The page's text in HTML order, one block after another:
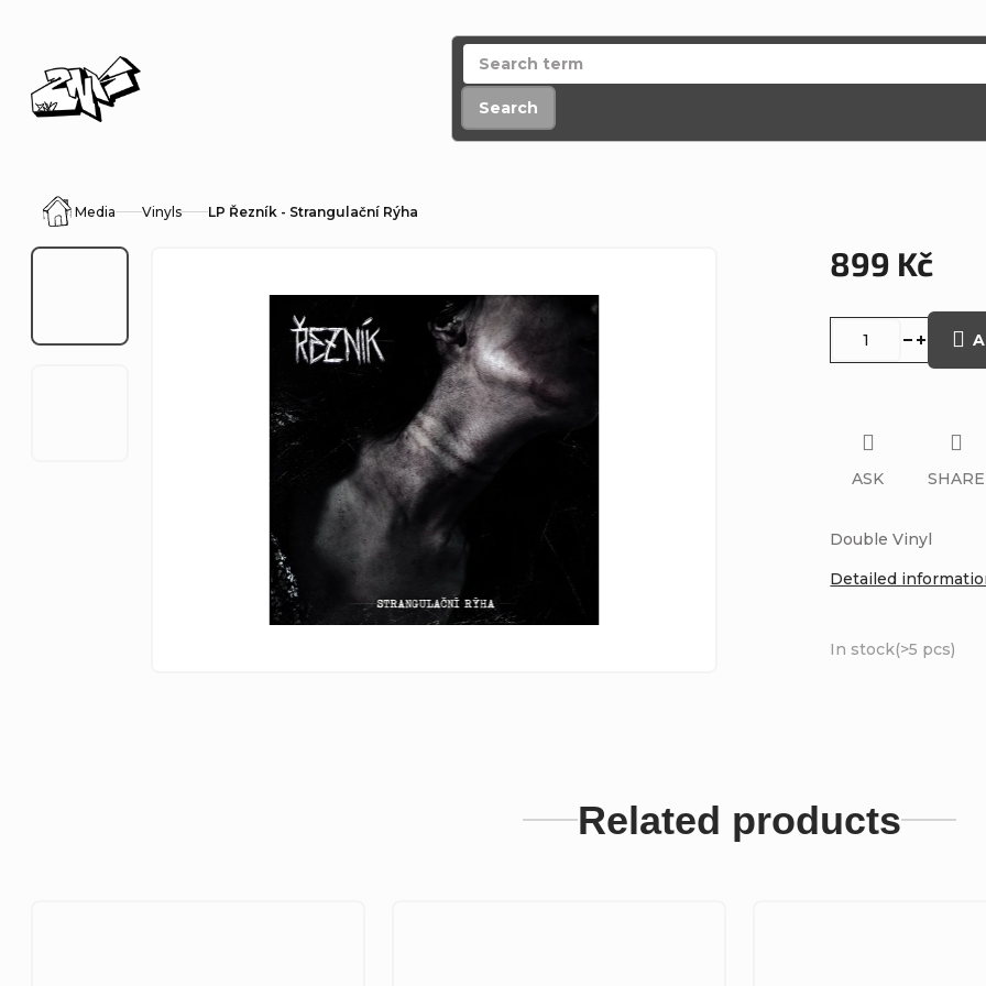
content
Search
Home
Media Vinyls LP Řezník - Strangulační Rýha
899 Kč
In stock(>5 pcs)
Double Vinyl
Detailed
ASK SHARE
Related products